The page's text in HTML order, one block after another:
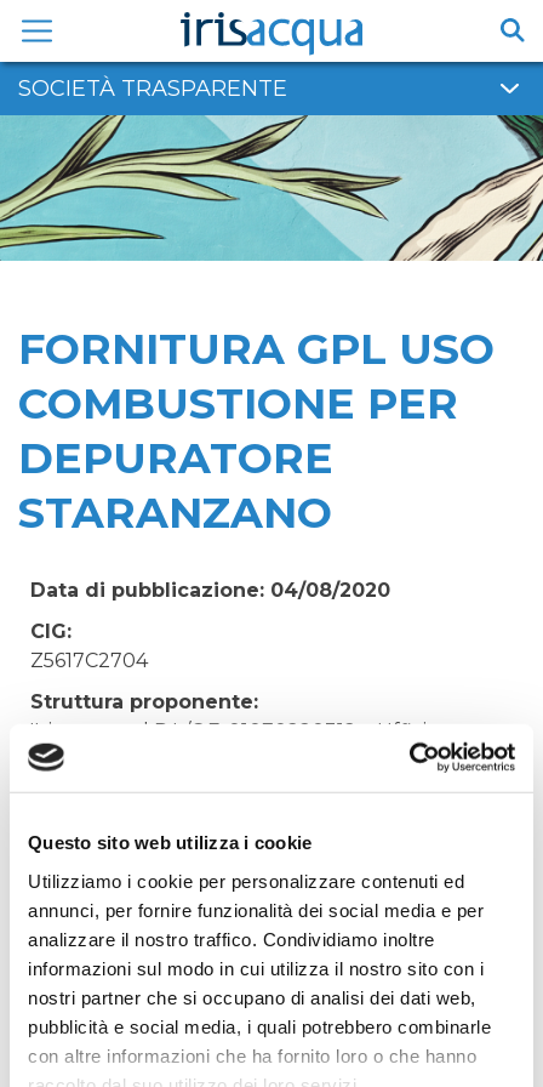
Questo sito web utilizza i cookie
Utilizziamo i cookie per personalizzare contenuti ed
annunci, per fornire funzionalità dei social media e per
analizzare il nostro traffico. Condividiamo inoltre
informazioni sul modo in cui utilizza il nostro sito con i
nostri partner che si occupano di analisi dei dati web,
pubblicità e social media, i quali potrebbero combinarle
con altre informazioni che ha fornito loro o che hanno
contenuto
SOCIETÀ TRASPARENTE
FORNITURA GPL USO
COMBUSTIONE PER
DEPURATORE
STARANZANO
Data di pubblicazione: 04/08/2020
CIG:
Z5617C2704
Struttura proponente:
'Irisacqua srl P.I./C.F. 01070220312. - Ufficio
Tecnico
Oggetto:
FORNITURA GPL USO COMBUSTIONE PER
DEPURATORE STARANZANO
Elenco operatori invitati:
Codice Fiscale:
Procedura di scelta:
Affidamento ai sensi del Regolamento Generale
Aziendale per Lavori Servizi e Forniture (art.238,
comma 7 d.lgs. 163/2006)